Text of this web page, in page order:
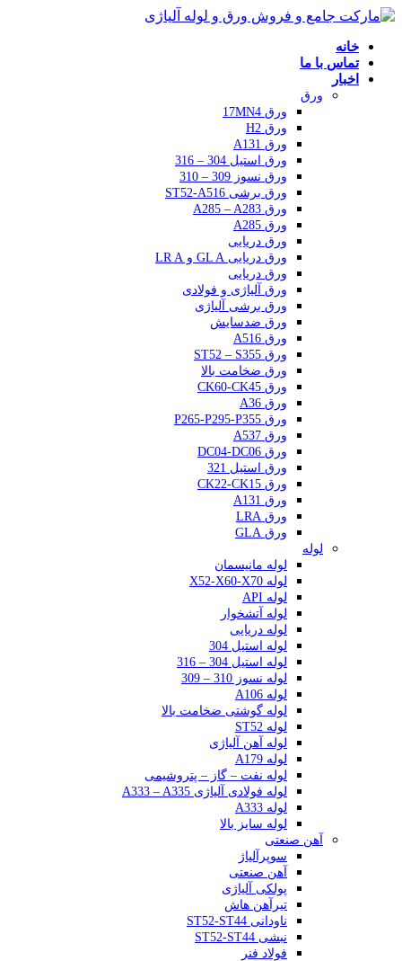
خانه
تماس با ما
اخبار
ورق
ورق 17MN4
ورق H2
ورق A131
ورق استیل 304 – 316
ورق نسوز 309 – 310
ورق برشی ST52-A516
ورق A285 – A283
ورق A285
ورق دریایی
ورق دریایی GL A و LR A
ورق دریایی
ورق آلیاژی و فولادی
ورق برشی آلیاژی
ورق ضدسایش
ورق A516
ورق ST52 – S355
ورق ضخامت بالا
ورق CK60-CK45
ورق A36
ورق P265-P295-P355
ورق A537
ورق DC04-DC06
ورق استیل 321
ورق CK22-CK15
ورق A131
ورق LRA
ورق GLA
لوله
لوله مانیسمان
لوله X52-X60-X70
لوله API
لوله آتشخوار
لوله دریایی
لوله استیل 304
لوله استیل 304 – 316
لوله نسوز 310 – 309
لوله A106
لوله گوشتی ضخامت بالا
لوله ST52
لوله آهن آلیاژی
لوله A179
لوله نفت – گاز – پتروشیمی
لوله فولادی آلیاژی A333 – A335
لوله A333
لوله سایز بالا
آهن صنعتی
سوپرآلیاژ
آهن صنعتی
پولکی آلیاژی
تیرآهن هاش
ناودانی ST52-ST44
نبشی ST52-ST44
فولاد فنر